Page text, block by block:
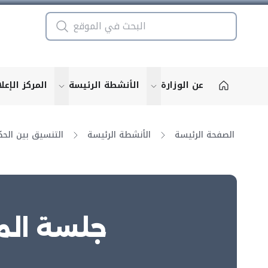
عن الوزارة show submenu for "More"
الأنشطة الرئيسة for "More"
المركز
الصفحة الرئيسة الأنشطة الرئيسة
جلسة